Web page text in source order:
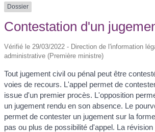
Dossier
Contestation d'un
Vérifié le 29/03/2022 - Direction de l'information
administrative (Première ministre)
Tout jugement civil ou pénal peut être
voies de recours. L'appel permet de
issue d'un premier procès. L'opposition
un jugement rendu en son absence. Le
permet de contester un jugement sur la
pas ou plus de possibilité d'appel. La